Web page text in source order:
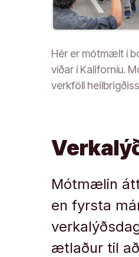
Hér er mótmælt í
víðar í Kaliforníu.
verkföll
Mótmælin
en fyrsta
ætlaður til